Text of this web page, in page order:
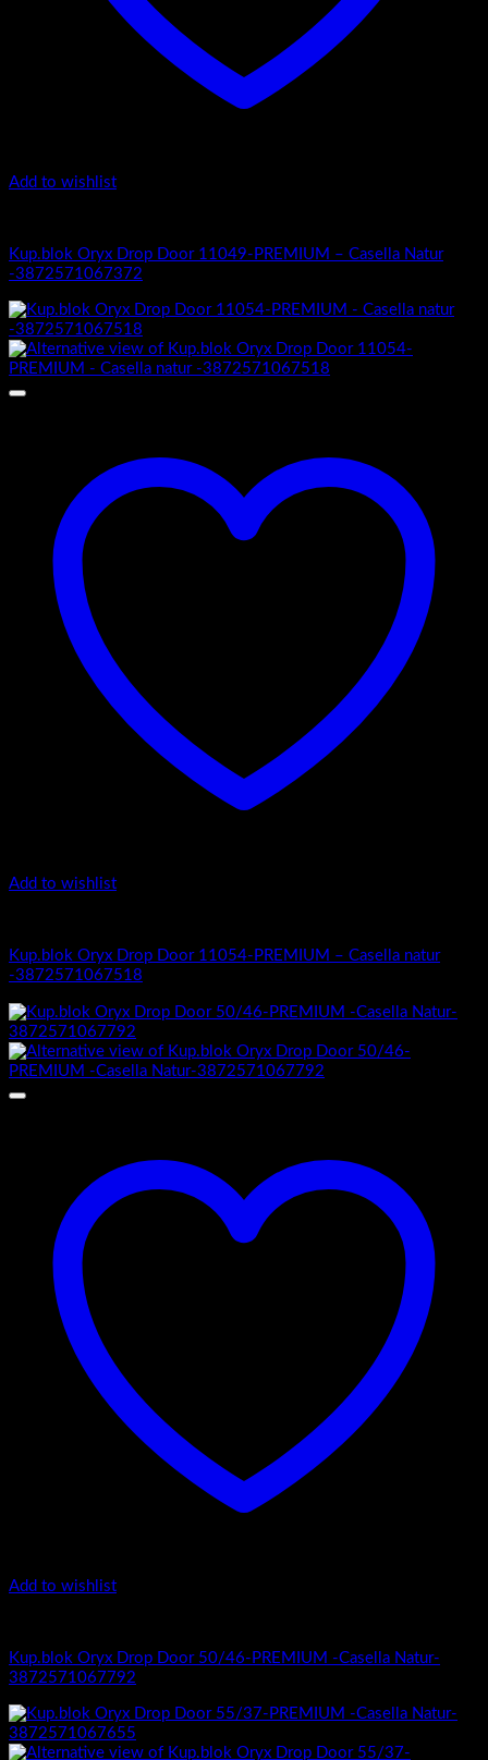
Add to wishlist
Kup.blok Oryx Drop Door 11049-PREMIUM – Casella Natur
-3872571067372
Add to wishlist
Kup.blok Oryx Drop Door 11054-PREMIUM – Casella natur
-3872571067518
Add to wishlist
Kup.blok Oryx Drop Door 50/46-PREMIUM -Casella Natur-
3872571067792